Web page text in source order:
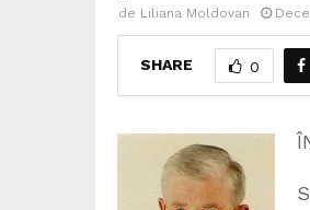
de Liliana Moldovan
SHARE 0